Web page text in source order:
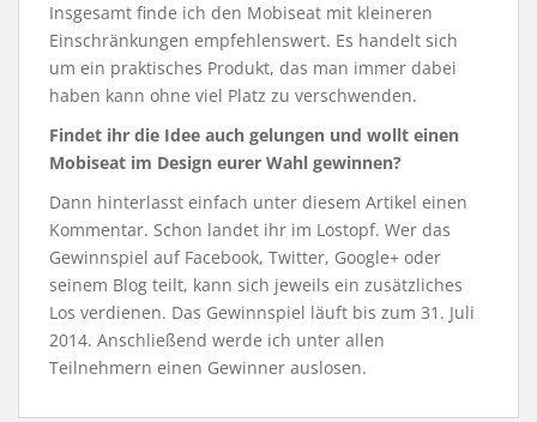
Insgesamt finde ich den Mobiseat mit kleineren
Einschränkungen empfehlenswert. Es handelt sich
um ein praktisches Produkt, das man immer dabei
haben kann ohne viel Platz zu verschwenden.
Findet ihr die Idee auch gelungen und wollt einen
Mobiseat im Design eurer Wahl gewinnen?
Dann hinterlasst einfach unter diesem Artikel einen
Kommentar. Schon landet ihr im Lostopf. Wer das
Gewinnspiel auf Facebook, Twitter, Google+ oder
seinem Blog teilt, kann sich jeweils ein zusätzliches
Los verdienen. Das Gewinnspiel läuft bis zum 31. Juli
2014. Anschließend werde ich unter allen
Teilnehmern einen Gewinner auslosen.